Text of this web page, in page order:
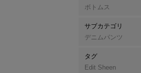
ボトムス
サブカテゴリ
デニムパンツ
タグ
Edit Sheen